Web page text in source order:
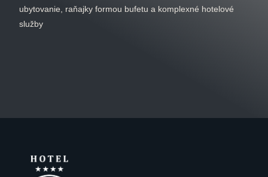
ubytovanie, raňajky formou bufetu a komplexné hotelové
služby